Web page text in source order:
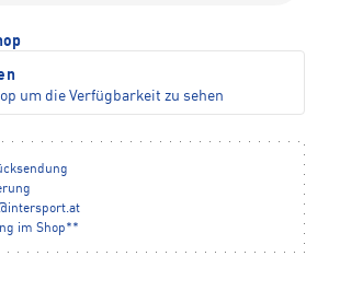
um die Verfügbarkeit zu sehen
@ intersport.at
im Shop**